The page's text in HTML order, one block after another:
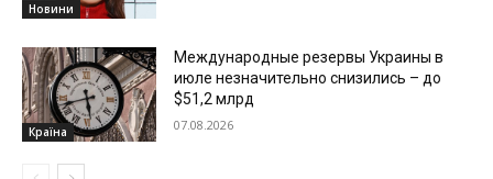
Новини
Країна
Международные резервы Украины в
июле незначительно снизились – до
$51,2 млрд
07.08.2026